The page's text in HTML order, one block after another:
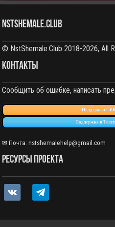
NstShemale.Club
© NstShemale.Club 2018-2026, All
КОНТАКТЫ
Сообщить об ошибке, написать
Поддержка в
Поддержка в
✉ Почта: nstshemalehelp@gmail.com
РЕСУРСЫ ПРОЕКТА
vkontakte telegram